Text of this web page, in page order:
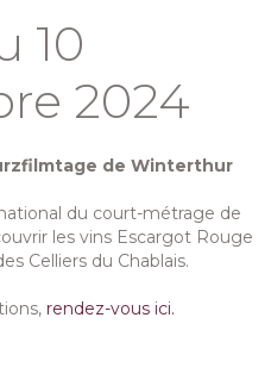
10
2024
de Winterthur
du court-métrage de
les vins Escargot Rouge
Celliers du Chablais.
rendez-vous ici.